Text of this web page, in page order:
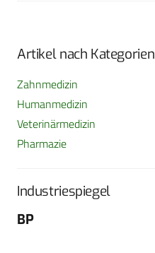
Artikel nach Kategorien
Zahnmedizin
Humanmedizin
Veterinärmedizin
Pharmazie
Industriespiegel
BP